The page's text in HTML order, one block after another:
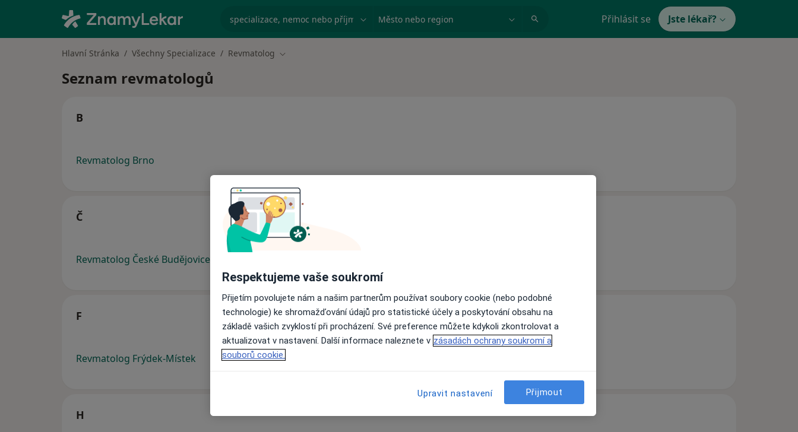
specializace, nemoc nebo příjmení Město nebo region Přihlásit se Jste lékař?
Hlavní Stránka Všechny Specializace Revmatolog Změna města
Seznam revmatologů
B
Revmatolog Brno
Č
Revmatolog České Budějovice
F
Revmatolog Frýdek-Místek
H
Respektujeme vaše soukromí
Přijetím povolujete nám a našim partnerům používat soubory cookie (nebo podobné
technologie) ke shromažďování údajů pro statistické účely a poskytování obsahu na
základě vašich zvyklostí při procházení. Své preference můžete kdykoli zkontrolovat a
aktualizovat v nastavení. Další informace naleznete v zásadách ochrany soukromí a
souborů cookie.
Upravit nastavení Přijmout